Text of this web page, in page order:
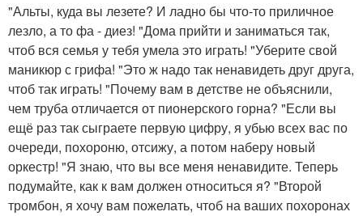
"Альты, куда вы лезете? И ладно бы что-то приличное
лезло, а то фа - диез! "Дома прийти и заниматься так,
чтоб вся семья у тебя умела это играть! "Уберите свой
маникюр с грифа! "Это ж надо так ненавидеть друг друга,
чтоб так играть! "Почему вам в детстве не объяснили,
чем труба отличается от пионерского горна? "Если вы
ещё раз так сыграете первую цифру, я убью всех вас по
очереди, похороню, отсижу, а потом наберу новый
оркестр! "Я знаю, что вы все меня ненавидите. Теперь
подумайте, как к вам должен относиться я? "Второй
тромбон, я хочу вам пожелать, чтоб на ваших похоронах